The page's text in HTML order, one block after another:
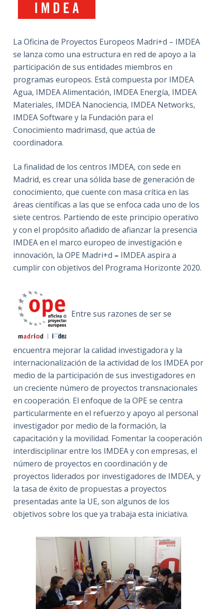
La Oficina de Proyectos Europeos Madri+d – IMDEA
se lanza como una estructura en red de apoyo a la
participación de sus entidades miembros en
programas europeos. Está compuesta por IMDEA
Agua, IMDEA Alimentación, IMDEA Energía, IMDEA
Materiales, IMDEA Nanociencia, IMDEA Networks,
IMDEA Software y la Fundación para el
Conocimiento madrimasd, que actúa de
coordinadora.
La finalidad de los centros IMDEA, con sede en
Madrid, es crear una sólida base de generación de
conocimiento, que cuente con masa crítica en las
áreas científicas a las que se enfoca cada uno de los
siete centros. Partiendo de este principio operativo
y con el propósito añadido de afianzar la presencia
IMDEA en el marco europeo de investigación e
innovación, la OPE Madri+d – IMDEA aspira a
cumplir con objetivos del Programa Horizonte 2020.
Entre sus razones de ser se
encuentra mejorar la calidad investigadora y la
internacionalización de la actividad de los IMDEA por
medio de la participación de sus investigadores en
un creciente número de proyectos transnacionales
en cooperación. El enfoque de la OPE se centra
particularmente en el refuerzo y apoyo al personal
investigador por medio de la formación, la
capacitación y la movilidad. Fomentar la cooperación
interdisciplinar entre los IMDEA y con empresas, el
número de proyectos en coordinación y de
proyectos liderados por investigadores de IMDEA, y
la tasa de éxito de propuestas a proyectos
presentadas ante la UE, son algunos de los
objetivos sobre los que ya trabaja esta iniciativa.